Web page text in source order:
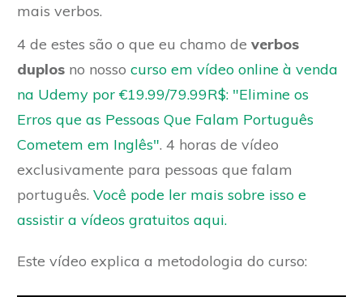
mais verbos.
4 de estes são o que eu chamo de verbos
duplos no nosso curso em vídeo online à venda
na Udemy por €19.99/79.99R$: "Elimine os
Erros que as Pessoas Que Falam Português
Cometem em Inglês". 4 horas de vídeo
exclusivamente para pessoas que falam
português. Você pode ler mais sobre isso e
assistir a vídeos gratuitos aqui.
Este vídeo explica a metodologia do curso: